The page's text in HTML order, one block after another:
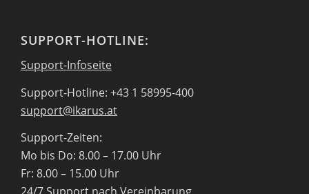
SUPPORT-HOTLINE:
Support-Infoseite
Support-Hotline: +43 1 58995-400
support@ikarus.at
Support-Zeiten:
Mo bis Do: 8.00 – 17.00 Uhr
Fr: 8.00 – 15.00 Uhr